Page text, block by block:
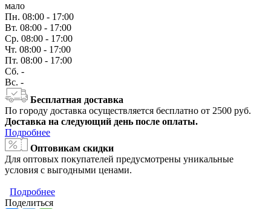
мало
Пн. 08:00 - 17:00
Вт. 08:00 - 17:00
Ср. 08:00 - 17:00
Чт. 08:00 - 17:00
Пт. 08:00 - 17:00
Сб. -
Вс. -
Бесплатная доставка
По городу доставка осуществляется бесплатно от 2500 руб.
Доставка на следующий день после оплаты.
Подробнее
Оптовикам скидки
Для оптовых покупателей предусмотрены уникальные
условия с выгодными ценами.
Подробнее
Поделиться